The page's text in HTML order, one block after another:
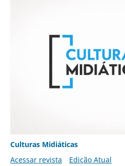
Culturas Midiáticas
Acessar revista
Edição Atual